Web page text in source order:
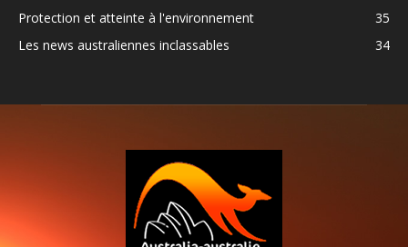
Protection et atteinte à l'environnement
35
Les news australiennes inclassables
34